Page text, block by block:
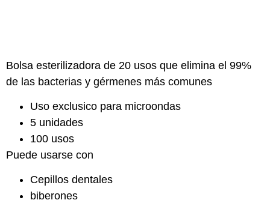
Bolsa esterilizadora de 20 usos que elimina el 99%
de las bacterias y gérmenes más comunes
Uso exclusico para microondas
5 unidades
100 usos
Puede usarse con
Cepillos dentales
biberones